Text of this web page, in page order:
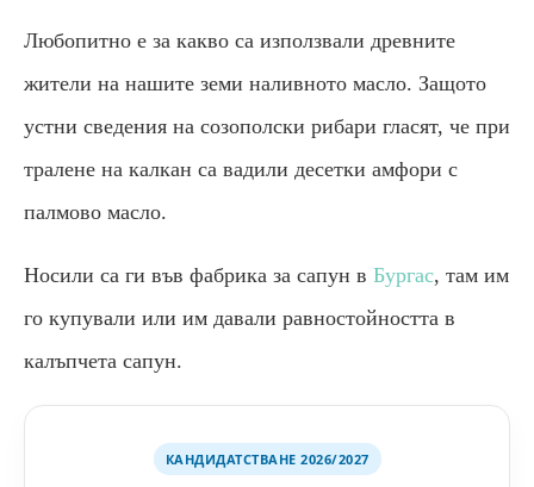
Любопитно е за какво са използвали древните
жители на нашите земи наливното масло. Защото
устни сведения на созополски рибари гласят, че при
тралене на калкан са вадили десетки амфори с
палмово масло.
Носили са ги във фабрика за сапун в Бургас, там им
го купували или им давали равностойността в
калъпчета сапун.
КАНДИДАТСТВАНЕ 2026/2027